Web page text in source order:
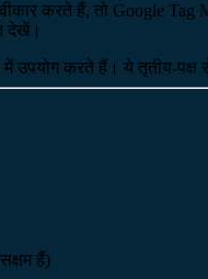
करते हैं, तो Google
देखें।
में उपयोग करते हैं। ये तृतीय-
हैं)